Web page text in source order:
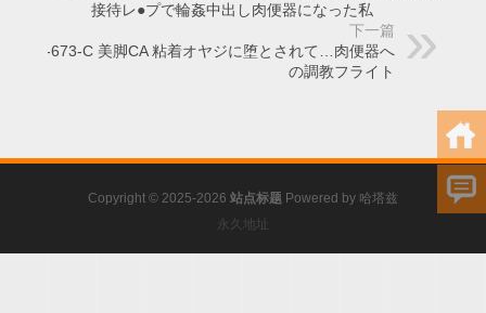
接待レ●プで輪姦中出し肉便器になった私
下一篇
PRED-673-C 美脚CA 粘着オヤジに堕とされて…肉便器へ
の調教フライト
Copyright © 2025-2026 站点标题 Powered by 哈塔兹
永久地址